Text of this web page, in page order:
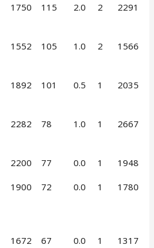
1750 115 2.0 2 2291
1552 105 1.0 2 1566
1892 101 0.5 1 2035
2282 78 1.0 1 2667
2200 77 0.0 1 1948
1900 72 0.0 1 1780
1672 67 0.0 1 1317